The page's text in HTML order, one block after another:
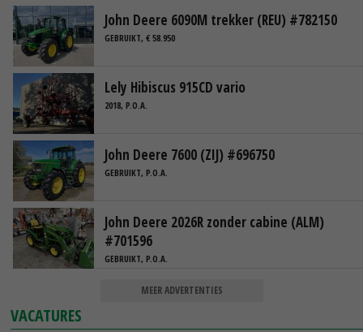
John Deere 6090M trekker (REU) #782150
GEBRUIKT, € 58.950
Lely Hibiscus 915CD vario
2018, P.O.A.
John Deere 7600 (ZIJ) #696750
GEBRUIKT, P.O.A.
John Deere 2026R zonder cabine (ALM)
#701596
GEBRUIKT, P.O.A.
MEER ADVERTENTIES
VACATURES